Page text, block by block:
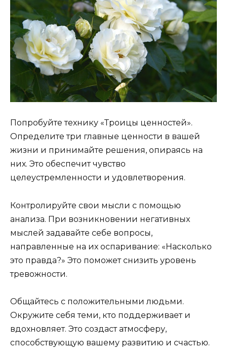
Попробуйте технику «Троицы ценностей».
Определите три главные ценности в вашей
жизни и принимайте решения, опираясь на
них. Это обеспечит чувство
целеустремленности и удовлетворения.
Контролируйте свои мысли с помощью
анализа. При возникновении негативных
мыслей задавайте себе вопросы,
направленные на их оспаривание: «Насколько
это правда?» Это поможет снизить уровень
тревожности.
Общайтесь с положительными людьми.
Окружите себя теми, кто поддерживает и
вдохновляет. Это создаст атмосферу,
способствующую вашему развитию и счастью.